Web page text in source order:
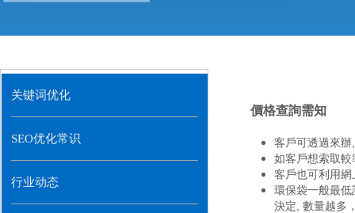
價格查詢需知
客戶可透過來
如客戶想索取
客戶也可利用
環保袋一般最低
決定, 數量越多
关键词优化
SEO优化常识
行业动态